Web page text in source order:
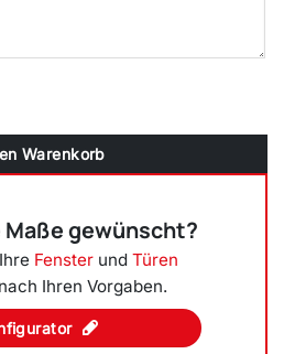
Festverglasung Fenster Fest
Warenkorb
gewünscht?
Fenster undTüren
Ihren Vorgaben.